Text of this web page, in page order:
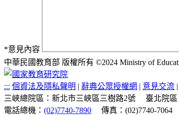
*意見內容
中華民國教育部 版權所有 ©2024 Ministry of
::: 個資法及隱私聲明 | 辭典公眾授權網 | 意見交流 |
三峽總院區：新北市三峽區三樹路2號
臺北院
電話總機： (02)7740-7890 傳真：(02)7740-7064